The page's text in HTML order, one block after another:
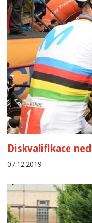
Diskvalifikace
07.12.2019